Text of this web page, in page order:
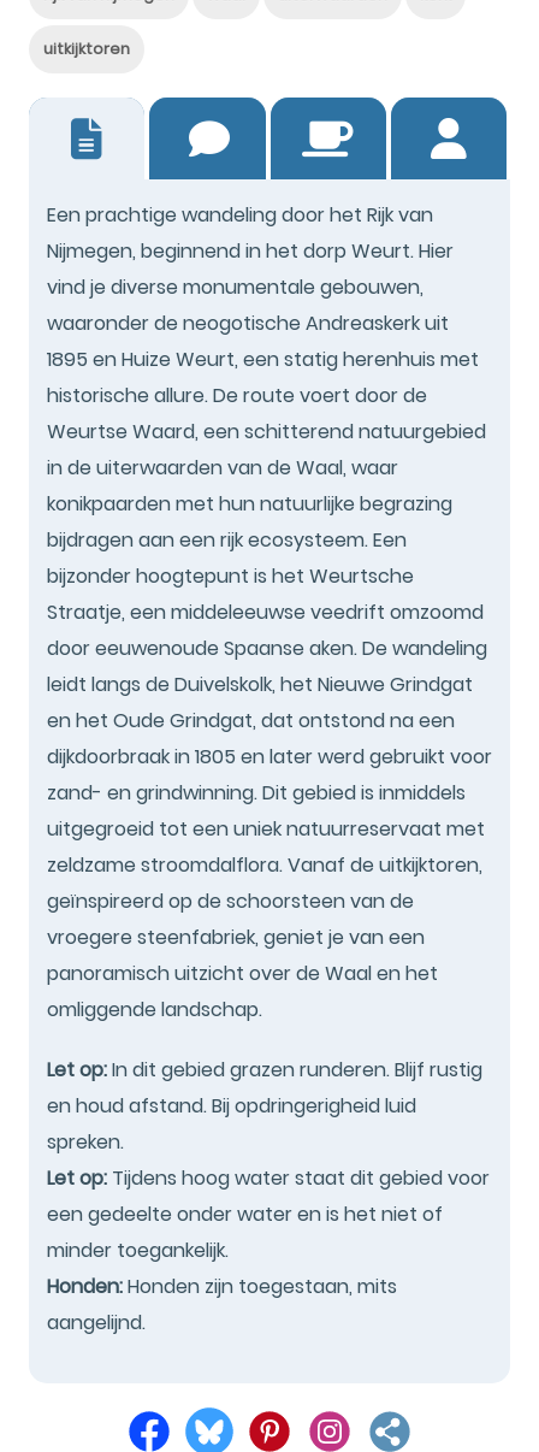
uitkijktoren
Een prachtige wandeling door het Rijk van
Nijmegen, beginnend in het dorp Weurt. Hier
vind je diverse monumentale gebouwen,
waaronder de neogotische Andreaskerk uit
1895 en Huize Weurt, een statig herenhuis met
historische allure. De route voert door de
Weurtse Waard, een schitterend natuurgebied
in de uiterwaarden van de Waal, waar
konikpaarden met hun natuurlijke begrazing
bijdragen aan een rijk ecosysteem. Een
bijzonder hoogtepunt is het Weurtsche
Straatje, een middeleeuwse veedrift omzoomd
door eeuwenoude Spaanse aken. De wandeling
leidt langs de Duivelskolk, het Nieuwe Grindgat
en het Oude Grindgat, dat ontstond na een
dijkdoorbraak in 1805 en later werd gebruikt voor
zand- en grindwinning. Dit gebied is inmiddels
uitgegroeid tot een uniek natuurreservaat met
zeldzame stroomdalflora. Vanaf de uitkijktoren,
geïnspireerd op de schoorsteen van de
vroegere steenfabriek, geniet je van een
panoramisch uitzicht over de Waal en het
omliggende landschap.
Let op:In dit gebied grazen runderen. Blijf rustig
en houd afstand. Bij opdringerigheid luid
spreken.
Let op: Tijdens hoog water staat dit gebied voor
een gedeelte onder water en is het niet of
minder toegankelijk.
Honden:Honden zijn toegestaan, mits
aangelijnd.